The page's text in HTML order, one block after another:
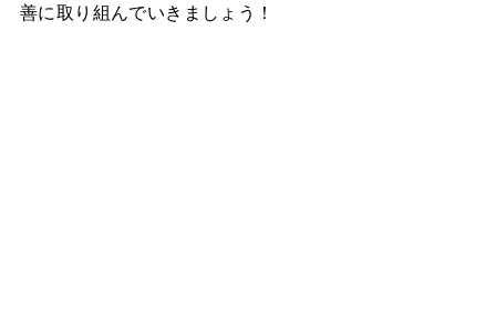
善に取り組んでいきましょう！